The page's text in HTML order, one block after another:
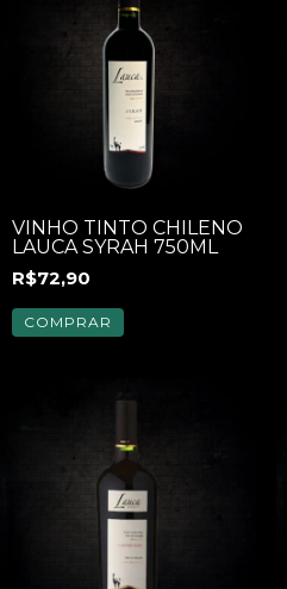
VINHO TINTO CHILENO
LAUCA SYRAH 750ML
R$72,90
COMPRAR